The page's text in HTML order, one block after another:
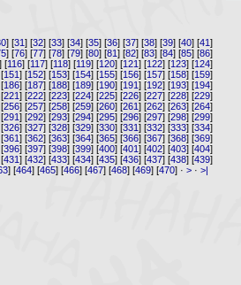
] [31] [32] [33] [34] [35] [36] [37] [38] [39] [40] [41]
] [76] [77] [78] [79] [80] [81] [82] [83] [84] [85] [86]
] [116] [117] [118] [119] [120] [121] [122] [123] [124]
151] [152] [153] [154] [155] [156] [157] [158] [159]
186] [187] [188] [189] [190] [191] [192] [193] [194]
221] [222] [223] [224] [225] [226] [227] [228] [229]
256] [257] [258] [259] [260] [261] [262] [263] [264]
291] [292] [293] [294] [295] [296] [297] [298] [299]
326] [327] [328] [329] [330] [331] [332] [333] [334]
361] [362] [363] [364] [365] [366] [367] [368] [369]
396] [397] [398] [399] [400] [401] [402] [403] [404]
431] [432] [433] [434] [435] [436] [437] [438] [439]
] [464] [465] [466] [467] [468] [469] [470] · >· >|